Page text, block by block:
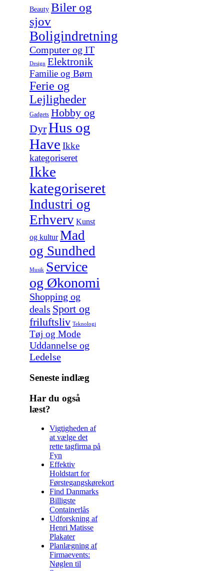
Beauty Biler og
sjov
Boligindretning
Computer og IT
Design Elektronik
Familie og Børn
Ferie og
Lejligheder
Gadgets Hobby og
DyrHus og
Have Ikke
kategoriseret
Ikke
kategoriseret
Industri og
Erhverv Kunst
og kultur Mad
og Sundhed
Musik Service
og Økonomi
Shopping og
deals Sport og
friluftsliv Teknologi
Tøj og Mode
Uddannelse og
Ledelse
Seneste indlæg
Har du også
læst?
Vigtigheden af
at vælge det
rette tagfirma på
Fyn
Effektiv
Holdstart for
Førstegangskørekort
Find Danmarks
Billigste
Containerlås
Udforskning af
Henri Matisse
Plakater
Planlægning af
Firmaevents:
Nøglen til